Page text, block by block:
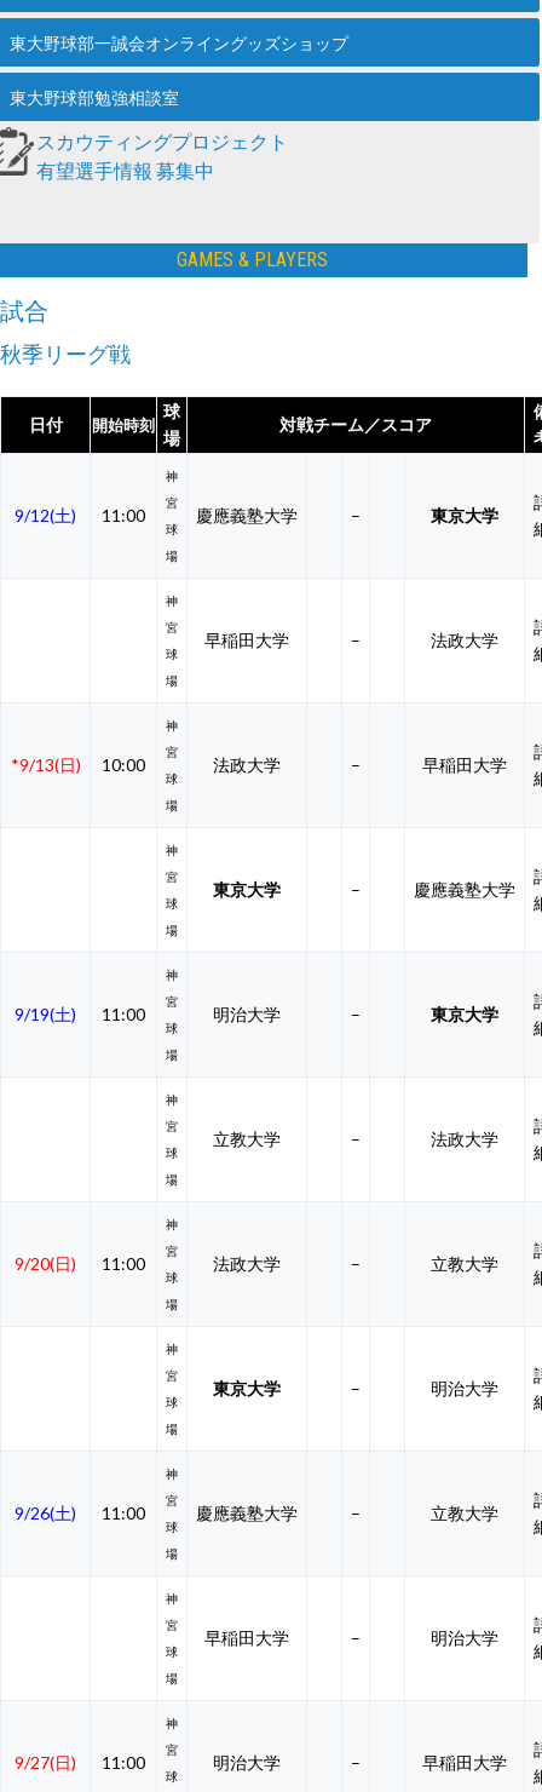
東大野球部一誠会オンライングッズショップ
東大野球部勉強相談室
スカウティングプロジェクト
有望選手情報 募集中
GAMES & PLAYERS
試合
秋季リーグ戦
日付 開始時刻
球
場
対戦チーム／スコア
9/12(土) 11:00
神
宮
球
場
慶應義塾大学 – 東京大学
神
宮
球
場
早稲田大学 – 法政大学
*9/13(日) 10:00
神
宮
球
場
法政大学 – 早稲田大学
神
宮
球
場
東京大学 – 慶應義塾大学
9/19(土) 11:00
神
宮
球
場
明治大学 – 東京大学
神
宮
球
場
立教大学 – 法政大学
9/20(日) 11:00
神
宮
球
場
法政大学 – 立教大学
神
宮
球
場
東京大学 – 明治大学
9/26(土) 11:00
神
宮
球
場
慶應義塾大学 – 立教大学
神
宮
球
場
早稲田大学 – 明治大学
9/27(日) 11:00
神
宮
球
明治大学 – 早稲田大学